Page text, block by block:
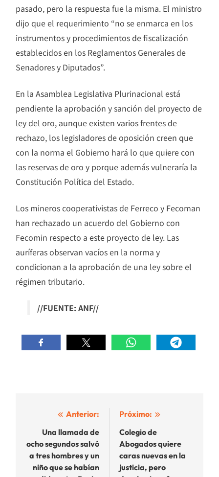
pasado, pero la respuesta fue la misma. El ministro
dijo que el requerimiento “no se enmarca en los
instrumentos y procedimientos de fiscalización
establecidos en los Reglamentos Generales de
Senadores y Diputados”.
En la Asamblea Legislativa Plurinacional está
pendiente la aprobación y sanción del proyecto de
ley del oro, aunque existen varios frentes de
rechazo, los legisladores de oposición creen que
con la norma el Gobierno hará lo que quiere con
las reservas de oro y porque además vulneraría la
Constitución Política del Estado.
Los mineros cooperativistas de Ferreco y Fecoman
han rechazado un acuerdo del Gobierno con
Fecomin respecto a este proyecto de ley. Las
auríferas observan vacíos en la norma y
condicionan a la aprobación de una ley sobre el
régimen tributario.
//FUENTE: ANF//
Navegación
entradas
Anterior:
Una llamada de
ocho segundos salvó
a tres hombres y un
niño que se habían
Próximo:
Colegio de
Abogados quiere
caras nuevas en la
justicia, pero